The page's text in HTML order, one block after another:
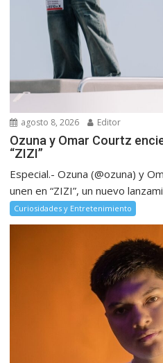
agosto 8, 2026 Editor
Ozuna y Omar Courtz
“ZIZI”
Especial.- Ozuna (@ozuna) y
unen en “ZIZI”, un nuevo
Curiosidades y Entretenimiento